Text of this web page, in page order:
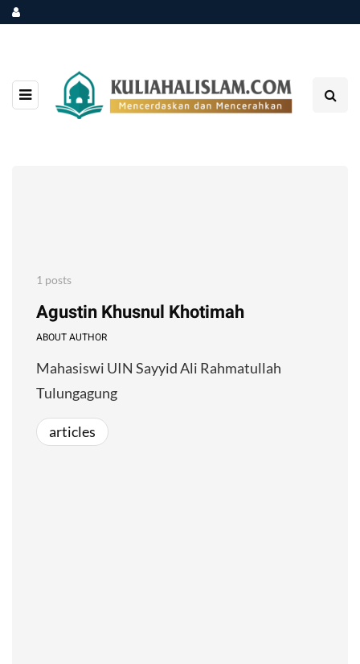
1 posts
Agustin Khusnul Khotimah
ABOUT AUTHOR
Mahasiswi UIN Sayyid Ali Rahmatullah
Tulungagung
articles